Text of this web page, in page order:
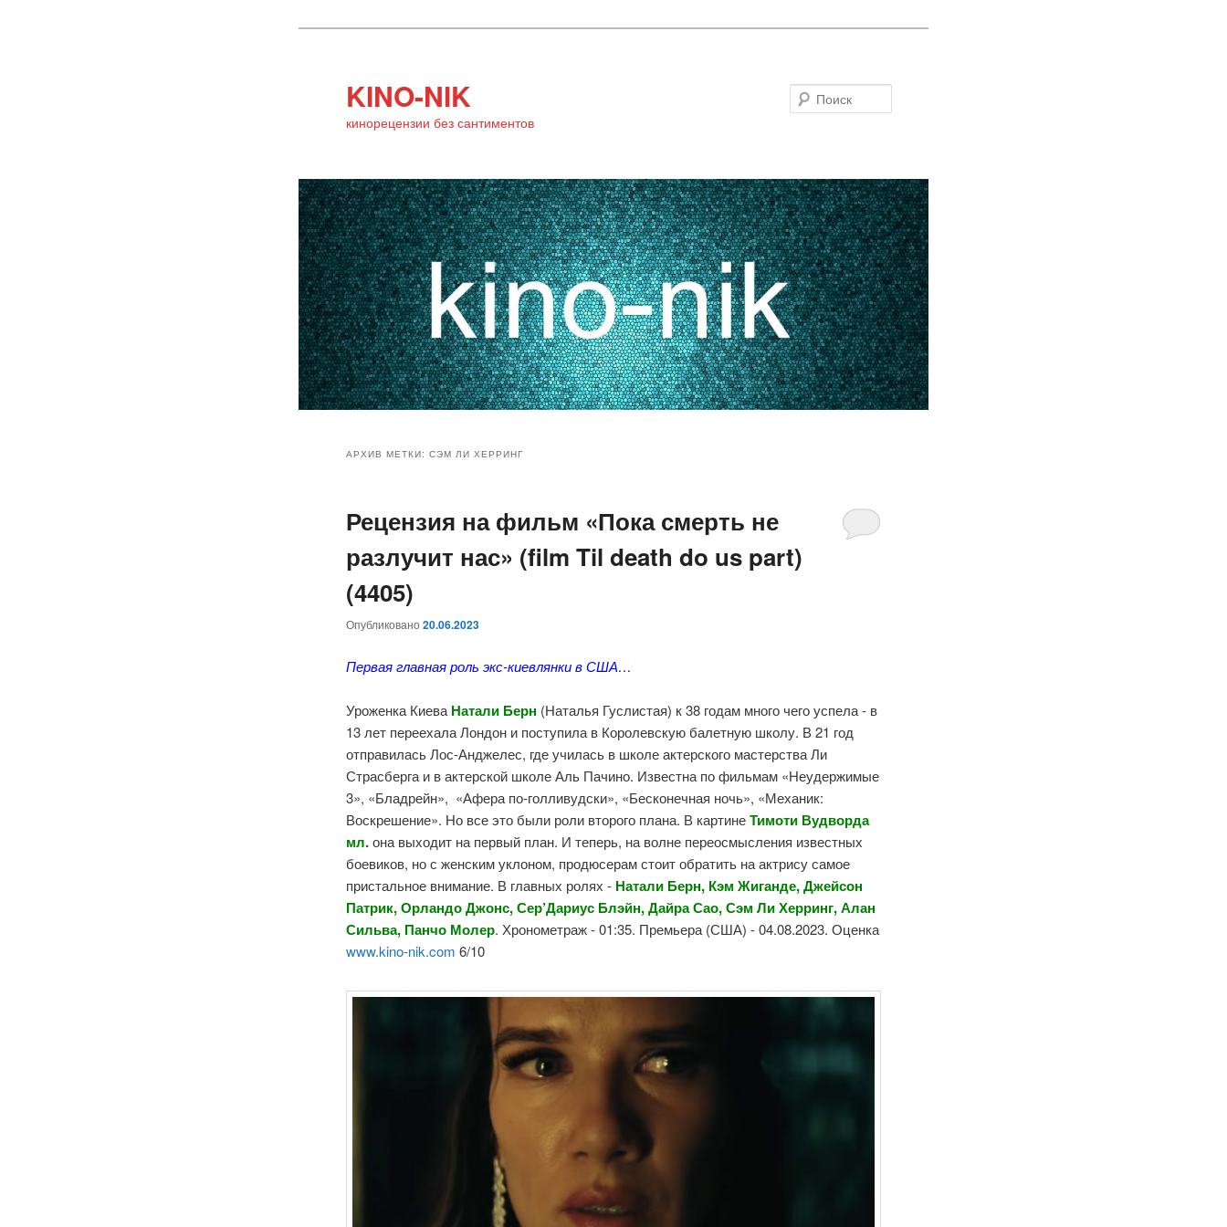
KINO-NIK
кинорецензии без сантиментов
основному
содержимому
дополнительному
содержимому
АРХИВ МЕТКИ:СЭМ ЛИ ХЕРРИНГ
Рецензия на фильм «Пока смерть не
разлучит нас» (film Til death do us part)
(4405)
Опубликовано20.06.2023
Первая главная роль экс-киевлянки в США…
Уроженка Киева Натали Берн (Наталья Гуслистая) к 38 годам много чего успела - в
13 лет переехала Лондон и поступила в Королевскую балетную школу. В 21 год
отправилась Лос-Анджелес, где училась в школе актерского мастерства Ли
Страсберга и в актерской школе Аль Пачино. Известна по фильмам «Неудержимые
3», «Бладрейн», «Афера по-голливудски», «Бесконечная ночь», «Механик:
Воскрешение». Но все это были роли второго плана. В картинеТимоти Вудворда
мл.она выходит на первый план. И теперь, на волне переосмысления известных
боевиков, но с женским уклоном, продюсерам стоит обратить на актрису самое
пристальное внимание. В главных ролях - Натали Берн, Кэм Жиганде, Джейсон
Патрик, Орландо Джонс, Сер’Дариус Блэйн, Дайра Сао, Сэм Ли Херринг, Алан
Сильва, Панчо Молер. Хронометраж - 01:35. Премьера (США) - 04.08.2023. Оценка
www.kino-nik.com 6/10